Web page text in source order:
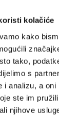
kolačiće
kako
tako,
s
i analizu, a
ste im
njihove
Ozana
-